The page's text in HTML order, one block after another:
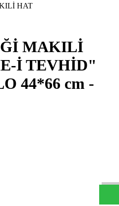
MAKILİ
İ TEVHİD"
44*66 cm -